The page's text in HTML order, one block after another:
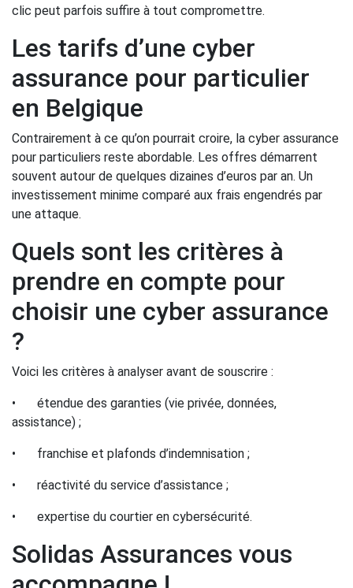
clic peut parfois suffire à tout compromettre.
Les tarifs d’une cyber
assurance pour particulier
en Belgique
Contrairement à ce qu’on pourrait croire, la cyber assurance
pour particuliers reste abordable. Les offres démarrent
souvent autour de quelques dizaines d’euros par an. Un
investissement minime comparé aux frais engendrés par
une attaque.
Quels sont les critères à
prendre en compte pour
choisir une cyber assurance
?
Voici les critères à analyser avant de souscrire :
•
étendue des garanties (vie privée, données,
assistance) ;
• franchise et plafonds d’indemnisation ;
• réactivité du service d’assistance ;
• expertise du courtier en cybersécurité.
Solidas Assurances vous